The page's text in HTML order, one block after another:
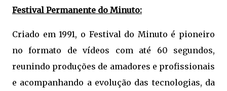
Festival Permanente do Minuto:
Criado em 1991, o Festival do Minuto é pioneiro
no formato de vídeos com até 60 segundos,
reunindo produções de amadores e profissionais
e acompanhando a evolução das tecnologias, da